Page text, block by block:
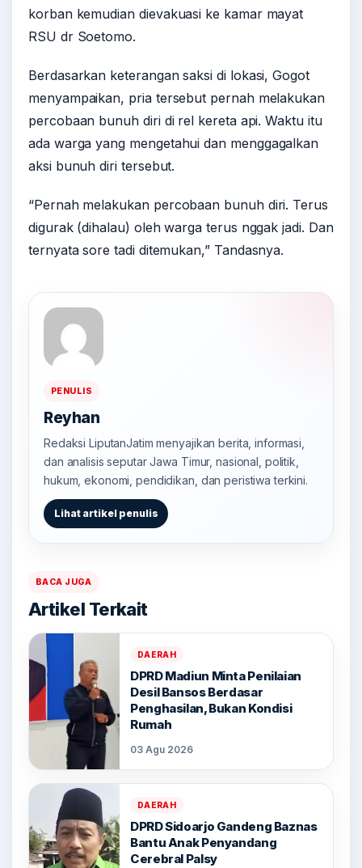
korban kemudian dievakuasi ke kamar mayat
RSU dr Soetomo.
Berdasarkan keterangan saksi di lokasi, Gogot
menyampaikan, pria tersebut pernah melakukan
percobaan bunuh diri di rel kereta api. Waktu itu
ada warga yang mengetahui dan menggagalkan
aksi bunuh diri tersebut.
“Pernah melakukan percobaan bunuh diri. Terus
digurak (dihalau) oleh warga terus nggak jadi. Dan
ternyata sore tadi ditemukan,” Tandasnya.
PENULIS
Reyhan
Redaksi LiputanJatim menyajikan berita, informasi,
dan analisis seputar Jawa Timur, nasional, politik,
hukum, ekonomi, pendidikan, dan peristiwa terkini.
Lihat artikel penulis
BACA JUGA
Artikel Terkait
DAERAH
DPRD Madiun Minta Penilaian
Desil Bansos Berdasar
Penghasilan, Bukan Kondisi
Rumah
03 Agu 2026
DAERAH
DPRD Sidoarjo Gandeng Baznas
Bantu Anak Penyandang
Cerebral Palsy